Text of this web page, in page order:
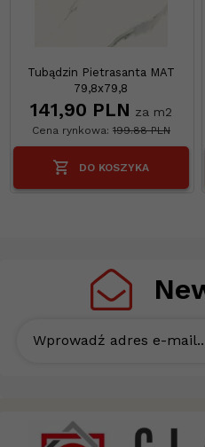
Tubądzin Pietrasanta MAT
79,8x79,8
141,90 PLN za m2
Cena rynkowa: 199.88 PLN
DO KOSZYKA
Wprowadź adres e-mail..